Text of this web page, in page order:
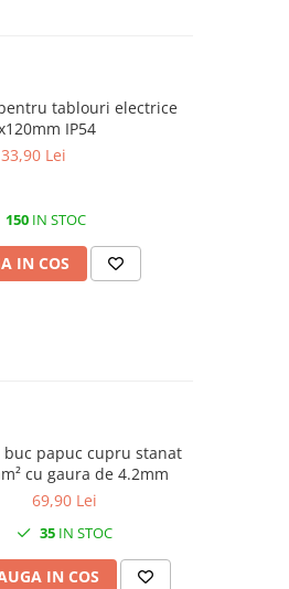
tablouri electrice
IP54
33,90 Lei
150IN STOC
IN COS
buc papuc cupru stanat
cu gaura de 4.2mm
69,90 Lei
35IN STOC
IN COS